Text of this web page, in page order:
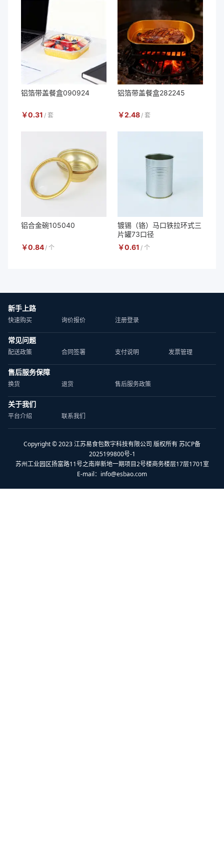
铝箔带盖餐盒090924
￥0.31 / 套
铝箔带盖餐盒282245
￥2.48 / 套
铝合金碗105040
￥0.84 / 个
镀锡（铬）马口铁拉环式三
片罐73口径
￥0.61 / 个
新手上路
快速购买 询价报价 注册登录
常见问题
配送政策 合同签署 支付说明 发票管理
售后服务保障
换货 退货 售后服务政策
关于我们
平台介绍 联系我们
Copyright © 2023 江苏易食包数字科技有限公司 版权所有 苏ICP备
2025199800号-1
苏州工业园区扬富路11号之南岸新地一期项目2号楼商务楼层17层1701室
E-mail： info@esbao.com